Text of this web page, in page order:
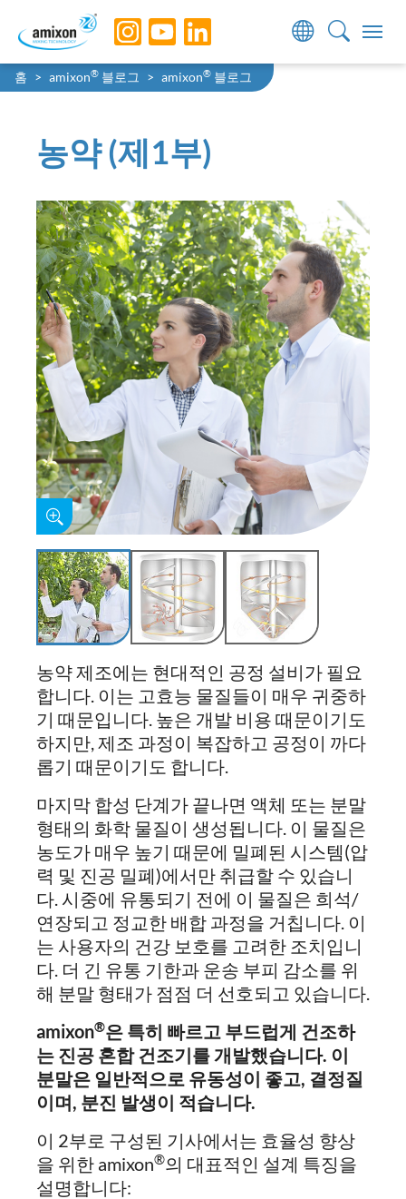
Skip to main navigation
Skip to main content
Skip to page footer
You are here:
홈 amixon® 블로그 amixon® 블로그
농약 (제1부)
농약 제조에는 현대적인 공정 설비가 필요
합니다. 이는 고효능 물질들이 매우 귀중하
기 때문입니다. 높은 개발 비용 때문이기도
하지만, 제조 과정이 복잡하고 공정이 까다
롭기 때문이기도 합니다.
마지막 합성 단계가 끝나면 액체 또는 분말
형태의 화학 물질이 생성됩니다. 이 물질은
농도가 매우 높기 때문에 밀폐된 시스템(압
력 및 진공 밀폐)에서만 취급할 수 있습니
다. 시중에 유통되기 전에 이 물질은 희석/
연장되고 정교한 배합 과정을 거칩니다. 이
는 사용자의 건강 보호를 고려한 조치입니
다. 더 긴 유통 기한과 운송 부피 감소를 위
해 분말 형태가 점점 더 선호되고 있습니다.
amixon®은 특히 빠르고 부드럽게 건조하
는 진공 혼합 건조기를 개발했습니다. 이
분말은 일반적으로 유동성이 좋고, 결정질
이며, 분진 발생이 적습니다.
이 2부로 구성된 기사에서는 효율성 향상
을 위한 amixon®의 대표적인 설계 특징을
설명합니다: